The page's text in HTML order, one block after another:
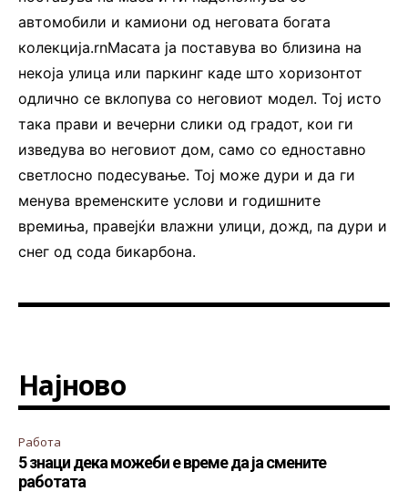
автомобили и камиони од неговата богата
колекција.rnМасата ја поставува во близина на
некоја улица или паркинг каде што хоризонтот
одлично се вклопува со неговиот модел. Тој исто
така прави и вечерни слики од градот, кои ги
изведува во неговиот дом, само со едноставно
светлосно подесување. Тој може дури и да ги
менува временските услови и годишните
времиња, правејќи влажни улици, дожд, па дури и
снег од сода бикарбона.
Најново
Работа
5 знаци дека можеби е време да ја смените
работата